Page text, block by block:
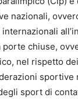
nazionali,
chiuse,
nel rispetto
sportive
sport di